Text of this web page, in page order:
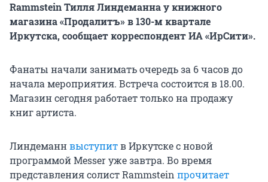
Rammstein Тилля Линдеманна у книжного
магазина «Продалитъ» в 130-м квартале
Иркутска, сообщает корреспондент ИА «ИрСити».
Фанаты начали занимать очередь за 6 часов до
начала мероприятия. Встреча состоится в 18.00.
Магазин сегодня работает только на продажу
книг артиста.
Линдеманнвыступитв Иркутске с новой
программой Messer уже завтра. Во время
представления солист Rammstein прочитает